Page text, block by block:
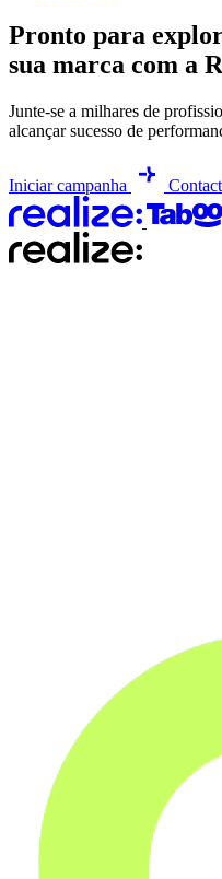
Pronto para
sua marca com a
Junte-se a milhares de
alcançar sucesso de
Iniciar campanha